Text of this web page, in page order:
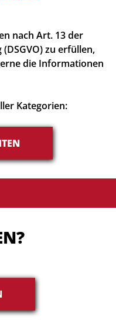
nach Art. 13 der
zu erfüllen,
die Informationen
Kategorien: